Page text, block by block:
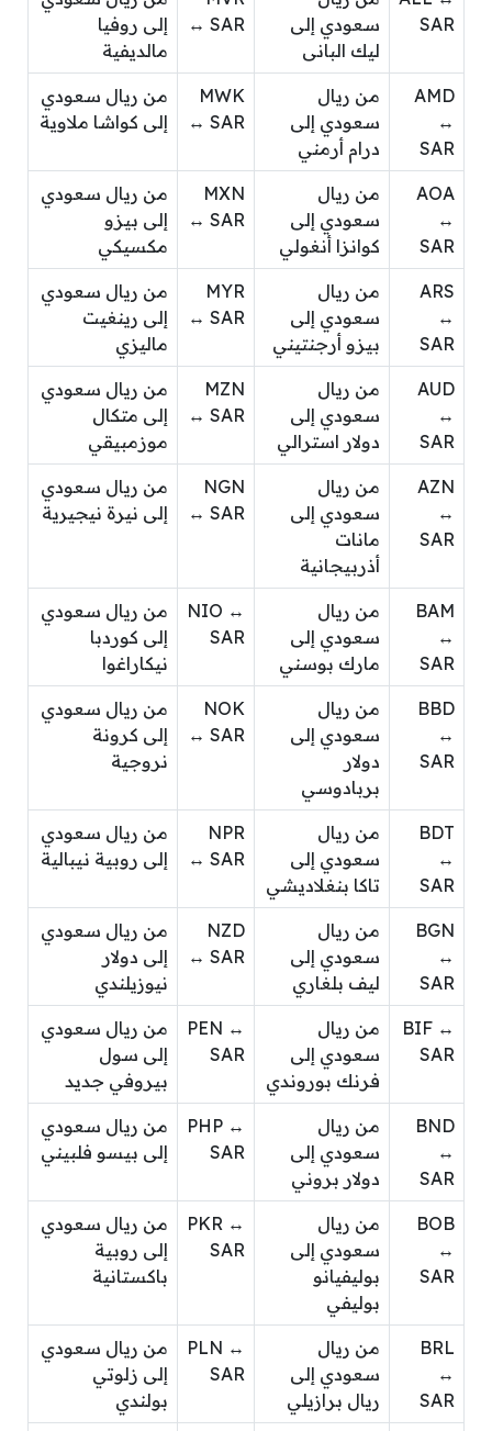
SAR
سعودي إلى
ليك البانى
↔ SAR
إلى روفيا
مالديفية
AMD
↔
SAR
من ريال
سعودي إلى
درام أرمني
MWK
↔ SAR
من ريال سعودي
إلى كواشا ملاوية
AOA
↔
SAR
من ريال
سعودي إلى
كوانزا أنغولي
MXN
↔ SAR
من ريال سعودي
إلى بيزو
مكسيكي
ARS
↔
SAR
من ريال
سعودي إلى
بيزو أرجنتيني
MYR
↔ SAR
من ريال سعودي
إلى رينغيت
ماليزي
AUD
↔
SAR
من ريال
سعودي إلى
دولار استرالي
MZN
↔ SAR
من ريال سعودي
إلى متكال
موزمبيقي
AZN
↔
SAR
من ريال
سعودي إلى
مانات
أذربيجانية
NGN
↔ SAR
من ريال سعودي
إلى نيرة نيجيرية
BAM
↔
SAR
من ريال
سعودي إلى
مارك بوسني
NIO ↔
SAR
من ريال سعودي
إلى كوردبا
نيكاراغوا
BBD
↔
SAR
من ريال
سعودي إلى
دولار
بربادوسي
NOK
↔ SAR
من ريال سعودي
إلى كرونة
نروجية
BDT
↔
SAR
من ريال
سعودي إلى
تاكا بنغلاديشي
NPR
↔ SAR
من ريال سعودي
إلى روبية نيبالية
BGN
↔
SAR
من ريال
سعودي إلى
ليف بلغاري
NZD
↔ SAR
من ريال سعودي
إلى دولار
نيوزيلندي
BIF ↔
SAR
من ريال
سعودي إلى
فرنك بوروندي
PEN ↔
SAR
من ريال سعودي
إلى سول
بيروفي جديد
BND
↔
SAR
من ريال
سعودي إلى
دولار بروني
PHP ↔
SAR
من ريال سعودي
إلى بيسو فلبيني
BOB
↔
SAR
من ريال
سعودي إلى
بوليفيانو
بوليفي
PKR ↔
SAR
من ريال سعودي
إلى روبية
باكستانية
BRL
↔
SAR
من ريال
سعودي إلى
ريال برازيلي
PLN ↔
SAR
من ريال سعودي
إلى زلوتي
بولندي